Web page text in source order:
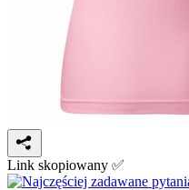
Link skopiowany ✅